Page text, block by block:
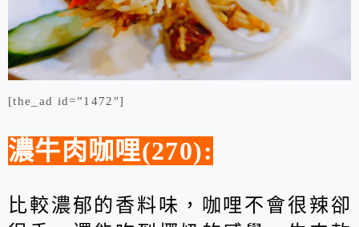
[the_ad id=”1472″]
濃牛肉咖哩(270):
比較濃郁的香料味，咖哩不會很辣卻